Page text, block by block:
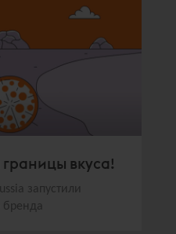
границы вкуса!
запустили